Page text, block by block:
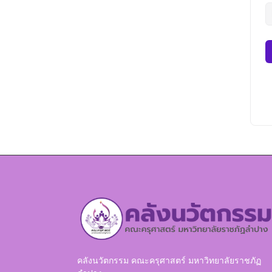
คลังนวัตกรรม คณะครุศาสตร์ มหาวิทยาลัยราชภัฏ